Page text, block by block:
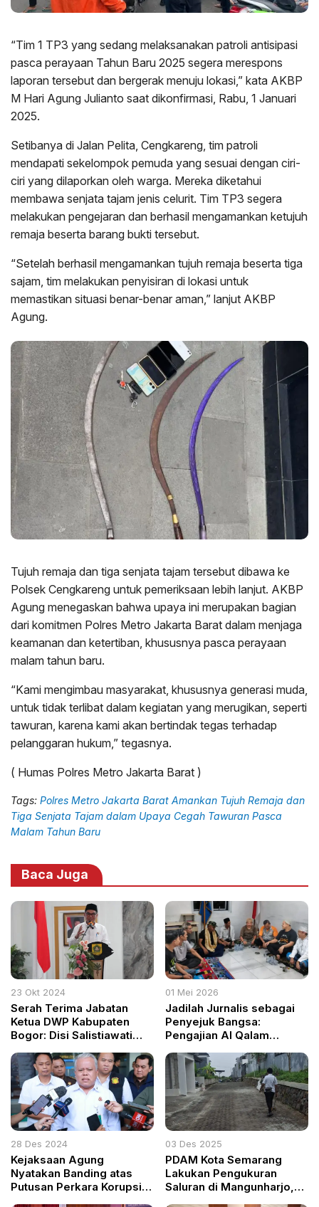
“Tim 1 TP3 yang sedang melaksanakan patroli antisipasi
pasca perayaan Tahun Baru 2025 segera merespons
laporan tersebut dan bergerak menuju lokasi,” kata AKBP
M Hari Agung Julianto saat dikonfirmasi, Rabu, 1 Januari
2025.
Setibanya di Jalan Pelita, Cengkareng, tim patroli
mendapati sekelompok pemuda yang sesuai dengan ciri-
ciri yang dilaporkan oleh warga. Mereka diketahui
membawa senjata tajam jenis celurit. Tim TP3 segera
melakukan pengejaran dan berhasil mengamankan ketujuh
remaja beserta barang bukti tersebut.
“Setelah berhasil mengamankan tujuh remaja beserta tiga
sajam, tim melakukan penyisiran di lokasi untuk
memastikan situasi benar-benar aman,” lanjut AKBP
Agung.
Tujuh remaja dan tiga senjata tajam tersebut dibawa ke
Polsek Cengkareng untuk pemeriksaan lebih lanjut. AKBP
Agung menegaskan bahwa upaya ini merupakan bagian
dari komitmen Polres Metro Jakarta Barat dalam menjaga
keamanan dan ketertiban, khususnya pasca perayaan
malam tahun baru.
“Kami mengimbau masyarakat, khususnya generasi muda,
untuk tidak terlibat dalam kegiatan yang merugikan, seperti
tawuran, karena kami akan bertindak tegas terhadap
pelanggaran hukum,” tegasnya.
( Humas Polres Metro Jakarta Barat )
Tags: Polres Metro Jakarta Barat Amankan Tujuh Remaja dan
Tiga Senjata Tajam dalam Upaya Cegah Tawuran Pasca
Malam Tahun Baru
Baca Juga
23 Okt 2024
Serah Terima Jabatan
Ketua DWP Kabupaten
Bogor: Disi Salistiawati
Endah Nurmayanti
01 Mei 2026
Jadilah Jurnalis sebagai
Penyejuk Bangsa:
Pengajian Al Qalam
Cibinong
28 Des 2024
Kejaksaan Agung
Nyatakan Banding atas
Putusan Perkara Korupsi
03 Des 2025
PDAM Kota Semarang
Lakukan Pengukuran
Saluran di Mangunharjo,